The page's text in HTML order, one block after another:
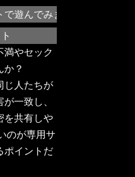
遊んでみませんか？富加町
満やセック
か？
じ人たちが
一致し、
を共有しや
のが専用サ
ポイントだ